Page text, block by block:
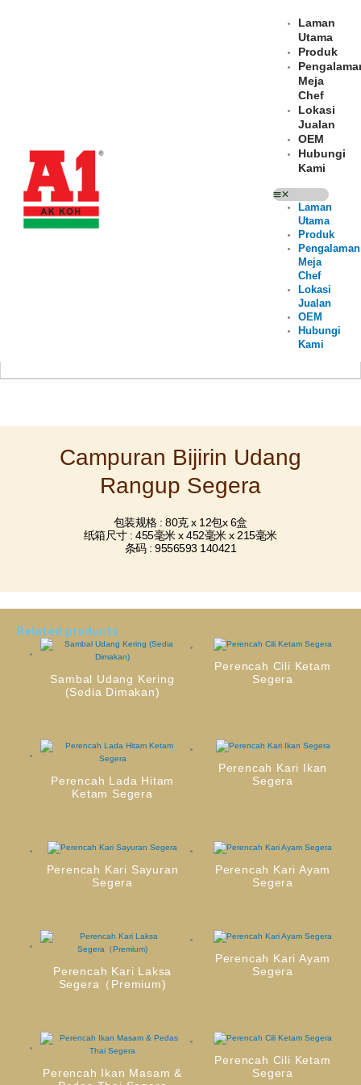
Laman
Utama
Produk
Meja
Chef
Lokasi
Jualan
OEM
Hubungi
Kami
Laman
Utama
Produk
Pengalaman
Meja
Chef
Lokasi
Jualan
OEM
Hubungi
Kami
Campuran Bijirin Udang
Rangup Segera
包装规格 : 80克 x 12包x 6盒
纸箱尺寸 : 455毫米 x 452毫米 x 215毫米
条码 : 9556593 140421
Related products
Sambal Udang Kering
(Sedia Dimakan)
Perencah Cili Ketam
Segera
Perencah Lada Hitam
Ketam Segera
Perencah Kari Ikan
Segera
Perencah Kari Sayuran
Segera
Perencah Kari Ayam
Segera
Perencah Kari Laksa
Segera（Premium)
Perencah Kari Ayam
Segera
Perencah Ikan Masam &
Perencah Cili Ketam
Segera